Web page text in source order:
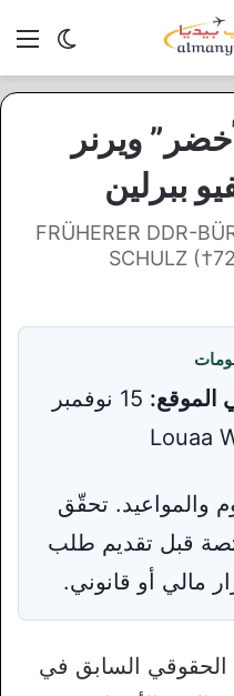
الوضع
ويرنر
ببرلين
FRÜHERER DDR-
SCHULZ
الموقع:
15 نوفمبر
والمواعيد. تحقّق
قبل تقديم طلب
مالي أو قانوني.
الحقوقي السابق في